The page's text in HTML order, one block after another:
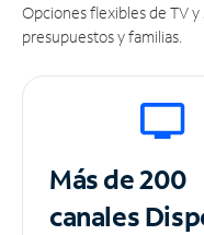
Opciones flexibles de TV
presupuestos y familias.
Más de 200
canales